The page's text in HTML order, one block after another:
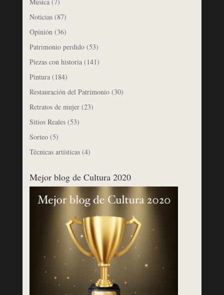
Noticias(87)
Opinión(36)
Patrimonio perdido(53)
Piezas con historia(141)
Pintura(184)
Restauración del Patrimonio(30)
Retratos de mujer(23)
Sitios Reales(53)
Sorteo(5)
Técnicas artísticas(4)
Mejor blog de Cultura 2020